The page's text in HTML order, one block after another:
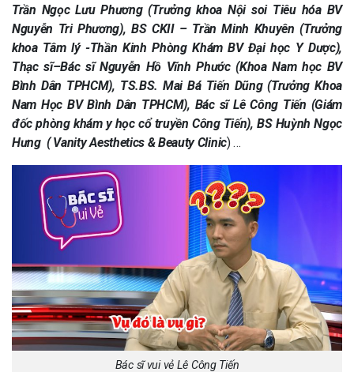
Trần Ngọc Lưu Phương (Trưởng khoa Nội soi Tiêu hóa BV
Nguyễn Tri Phương), BS CKII – Trần Minh Khuyên (Trưởng
khoa Tâm lý -Thần Kinh Phòng Khám BV Đại học Y Dược),
Thạc sĩ–Bác sĩ Nguyễn Hồ Vĩnh Phước (Khoa Nam học BV
Bình Dân TPHCM), TS.BS. Mai Bá Tiến Dũng (Trưởng Khoa
Nam Học BV Bình Dân TPHCM), Bác sĩ Lê Công Tiến (Giám
đốc phòng khám y học cổ truyền Công Tiến), BS Huỳnh Ngọc
Hưng ( Vanity Aesthetics & Beauty Clinic) …
Bác sĩ vui vẻ Lê Công Tiến